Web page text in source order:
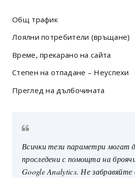
Общ трафик
Лоялни потребители (връщане)
Време, прекарано на сайта
Степен на отпадане – Неуспехи
Преглед на дълбочината
Всички тези параметри могат
проследени с помощта на
Google Analytics. Не